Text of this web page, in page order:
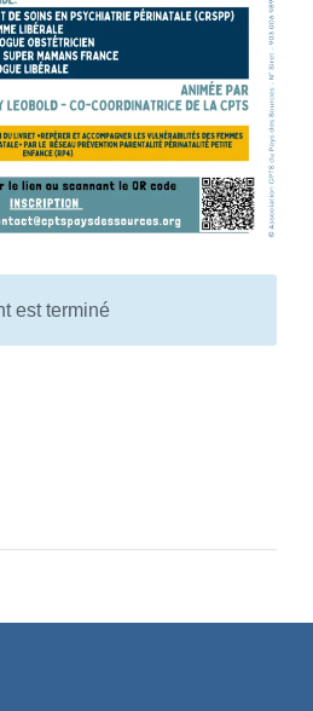
est terminé